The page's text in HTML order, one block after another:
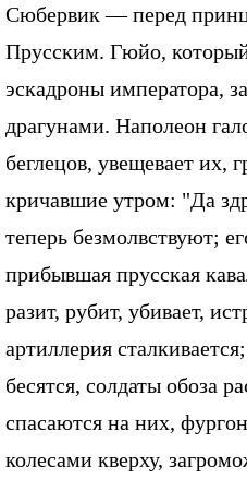
Сюбервик — перед
Прусским. Гюйо,
эскадроны императора,
драгунами. Наполеон
беглецов, увещевает их,
кричавшие утром: "Да
теперь безмолвствуют;
прибывшая прусская
разит, рубит, убивает,
артиллерия
бесятся, солдаты обоза
спасаются на них,
колесами кверху,